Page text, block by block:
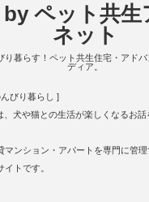
by ペット共生
ネット
り暮らす！ペット共生住宅・アド
ディア。
びり暮らし ]
犬や猫との生活が楽しくなるお話
マンション・アパートを専門に管
トです。